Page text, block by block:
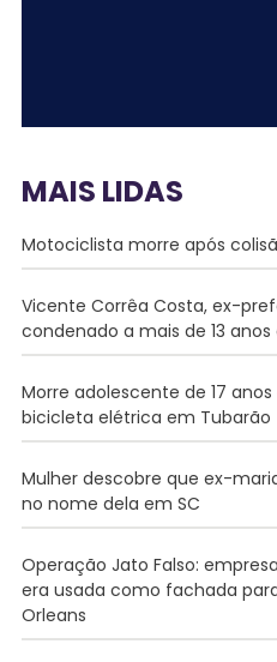
MAIS LIDAS
Motociclista morre após
Vicente Corrêa Costa, ex-
condenado a mais de 13 anos
Morre adolescente de 17
bicicleta elétrica em Tubarão
Mulher descobre que ex-
no nome dela em SC
Operação Jato Falso:
era usada como fachada
Orleans